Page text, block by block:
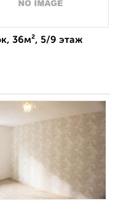
36м², 5/9 этаж